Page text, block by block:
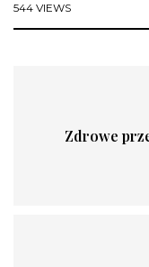
544 VIEWS
Zdrowe